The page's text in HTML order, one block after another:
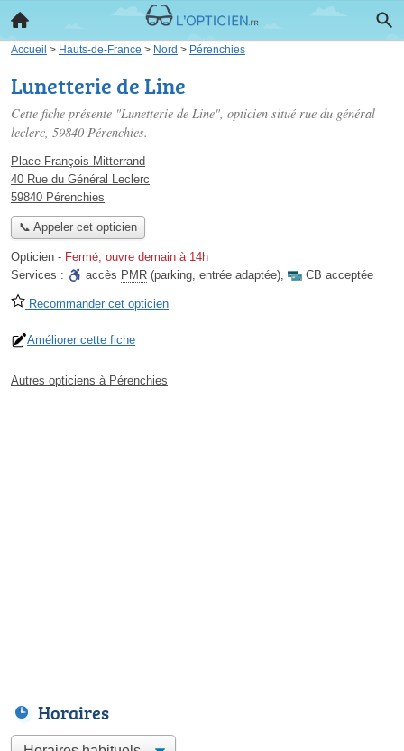
Accueil > Hauts-de-France > Nord > Pérenchies
Lunetterie de Line
Cette fiche présente "Lunetterie de Line", opticien situé rue du général
leclerc, 59840 Pérenchies.
Place François Mitterrand
40 Rue du Général Leclerc
59840 Pérenchies
📞 Appeler cet opticien
Opticien - Fermé, ouvre demain à 14h
Services :
accès PMR (parking, entrée adaptée), CB acceptée
Recommander cet opticien
Améliorer cette fiche
Autres opticiens à Pérenchies
Horaires